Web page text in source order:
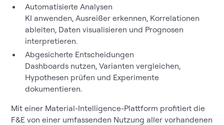
Automatisierte Analysen
KI anwenden, Ausreißer erkennen, Korrelationen
ableiten, Daten visualisieren und Prognosen
interpretieren.
Abgesicherte Entscheidungen
Dashboards nutzen, Varianten vergleichen,
Hypothesen prüfen und Experimente
dokumentieren.
Mit einer Material-Intelligence-Plattform profitiert die
F&E von einer umfassenden Nutzung aller vorhandenen